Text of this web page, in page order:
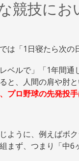
競技にお
は「1日寝たら次の
レベルで」「1年間
と、人間の肩や肘
プロ野球の先発投
ように、例えばボ
まず、つまり「中6